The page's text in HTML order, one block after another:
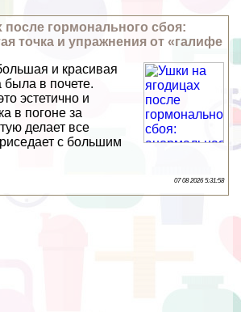
после гормонального сбоя:
точка и упражнения от «галифе
и красивая
была в почете.
эстетично и
в погоне за
делает все
с большим
07 08 2026 5:31:58